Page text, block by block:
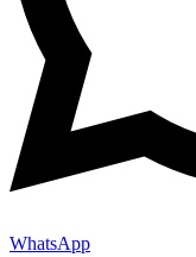
WhatsApp